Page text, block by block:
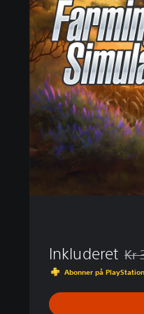
i
n
g
S
i
m
u
t
Inkluderet Kr
Abonner på